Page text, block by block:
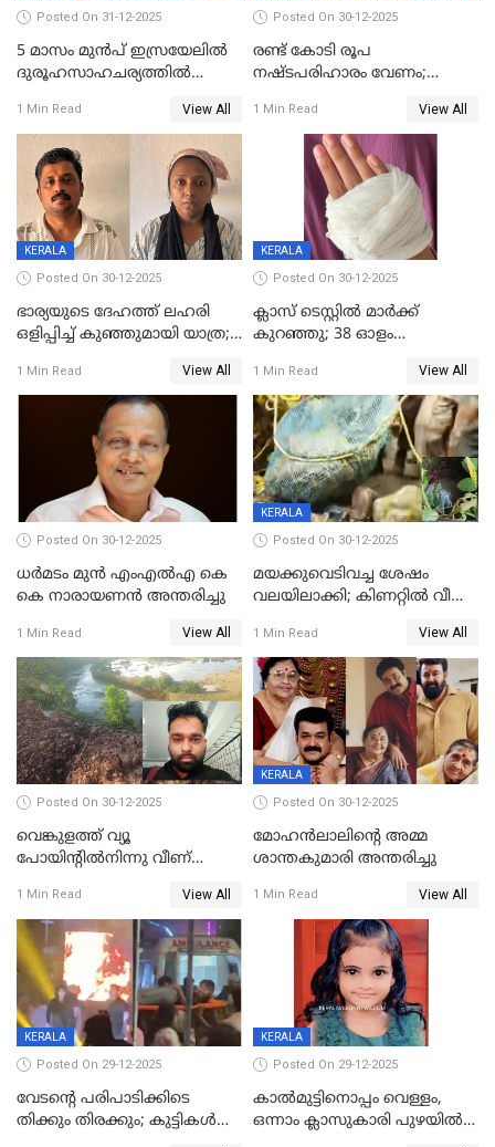
Posted On 31-12-2025
5 മാസം മുൻപ് ഇസ്രയേലിൽ
ദുരൂഹസാഹചര്യത്തിൽ
മലയാളി യുവാവിന്റെ ഭാര്യയും
മരിച്ചു
1 Min Read View All
Posted On 30-12-2025
രണ്ട് കോടി രൂപ
നഷ്ടപരിഹാരം വേണം;
നോട്ടീസയച്ച് ഉമാ തോമസ്
1 Min Read View All
KERALA
Posted On 30-12-2025
ഭാര്യയുടെ ദേഹത്ത് ലഹരി
ഒളിപ്പിച്ച് കുഞ്ഞുമായി യാത്ര;
പിടികൂടി പൊലീസ്
1 Min Read View All
KERALA
Posted On 30-12-2025
ക്ലാസ് ടെസ്റ്റിൽ മാർക്ക്
കുറഞ്ഞു; 38 ഓളം
സെന്ററിലെ അധ്യാപകന്‍
മർദിച്ചതായി പരാതി
1 Min Read View All
Posted On 30-12-2025
ധർമടം മുൻ എംഎല്‍എ കെ
കെ നാരായണന്‍ അന്തരിച്ചു
1 Min Read View All
KERALA
Posted On 30-12-2025
മയക്കുവെടിവച്ച ശേഷം
വലയിലാക്കി; കിണറ്റിൽ വീണ
1 Min Read View All
Posted On 30-12-2025
വെങ്കുളത്ത് വ്യൂ
പോയിന്റിൽനിന്നു വീണ്
1 Min Read View All
KERALA
Posted On 30-12-2025
മോഹന്‍ലാലിന്‍റെ അമ്മ
ശാന്തകുമാരി അന്തരിച്ചു
1 Min Read View All
KERALA
Posted On 29-12-2025
വേടന്റെ പരിപാടിക്കിടെ
തിക്കും തിരക്കും; കുട്ടികള്‍
KERALA
Posted On 29-12-2025
കാൽമുട്ടിനൊപ്പം വെള്ളം,
ഒന്നാം ക്ലാസുകാരി പുഴയിൽ